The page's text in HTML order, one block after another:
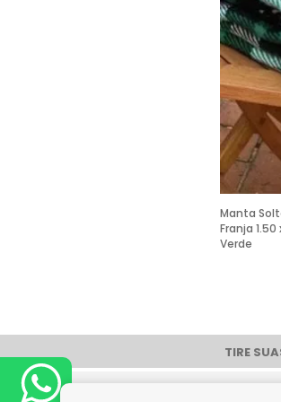
Manta
Franja
Verde
TIRE
Quem Somos